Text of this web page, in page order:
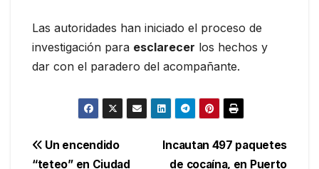
Las autoridades han iniciado el proceso de
investigación para esclarecer los hechos y
dar con el paradero del acompañante.
Navegación
Incautan 497 paquetes
de cocaína, en Puerto
Un encendido
“teteo” en Ciudad